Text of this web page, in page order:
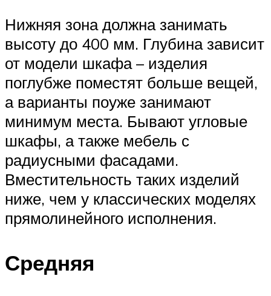
Нижняя зона должна занимать
высоту до 400 мм. Глубина зависит
от модели шкафа – изделия
поглубже поместят больше вещей,
а варианты поуже занимают
минимум места. Бывают угловые
шкафы, а также мебель с
радиусными фасадами.
Вместительность таких изделий
ниже, чем у классических моделях
прямолинейного исполнения.
Средняя